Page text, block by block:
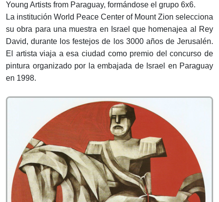
Young Artists from Paraguay, formándose el grupo 6x6.
La institución World Peace Center of Mount Zion selecciona
su obra para una muestra en Israel que homenajea al Rey
David, durante los festejos de los 3000 años de Jerusalén.
El artista viaja a esa ciudad como premio del concurso de
pintura organizado por la embajada de Israel en Paraguay
en 1998.